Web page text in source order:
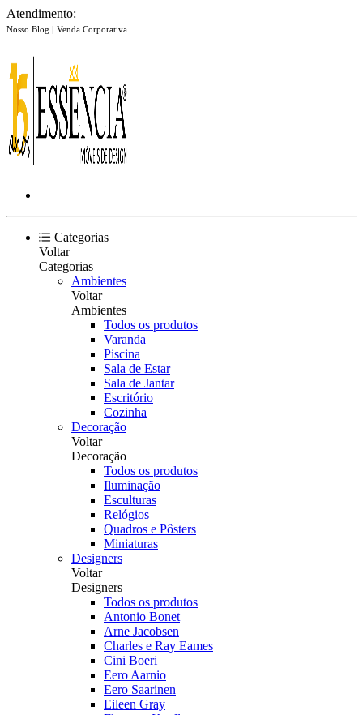
Atendimento:
Nosso Blog | Venda Corporativa
Categorias
Voltar
Categorias
Ambientes
Voltar
Ambientes
Todos os produtos
Varanda
Piscina
Sala de Estar
Sala de Jantar
Escritório
Cozinha
Decoração
Voltar
Decoração
Todos os produtos
Iluminação
Esculturas
Relógios
Quadros e Pôsters
Miniaturas
Designers
Voltar
Designers
Todos os produtos
Antonio Bonet
Arne Jacobsen
Charles e Ray Eames
Cini Boeri
Eero Aarnio
Eero Saarinen
Eileen Gray